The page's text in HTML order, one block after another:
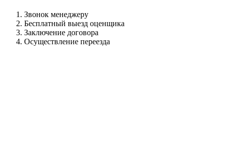
Звонок менеджеру
Бесплатный выезд оценщика
Заключение договора
Осуществление переезда